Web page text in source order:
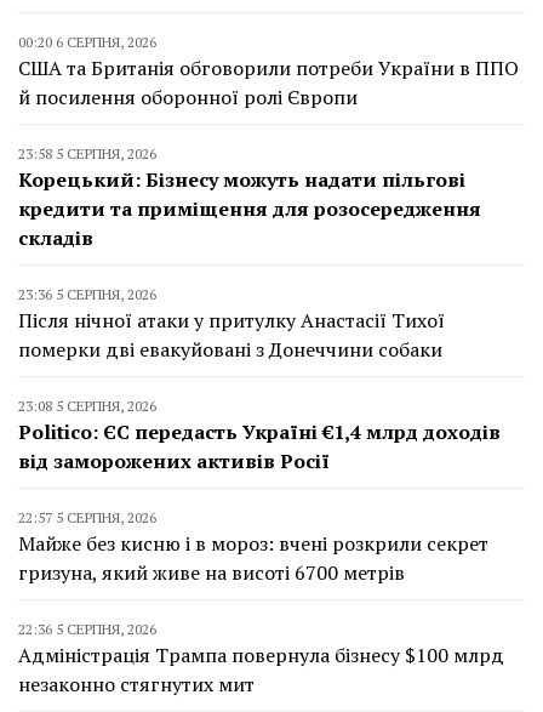
00:20 6 СЕРПНЯ, 2026
США та Британія обговорили потреби України в ППО
й посилення оборонної ролі Європи
23:58 5 СЕРПНЯ, 2026
Корецький: Бізнесу можуть надати пільгові
кредити та приміщення для розосередження
складів
23:36 5 СЕРПНЯ, 2026
Після нічної атаки у притулку Анастасії Тихої
померки дві евакуйовані з Донеччини собаки
23:08 5 СЕРПНЯ, 2026
Politico: ЄС передасть Україні €1,4 млрд доходів
від заморожених активів Росії
22:57 5 СЕРПНЯ, 2026
Майже без кисню і в мороз: вчені розкрили секрет
гризуна, який живе на висоті 6700 метрів
22:36 5 СЕРПНЯ, 2026
Адміністрація Трампа повернула бізнесу $100 млрд
незаконно стягнутих мит